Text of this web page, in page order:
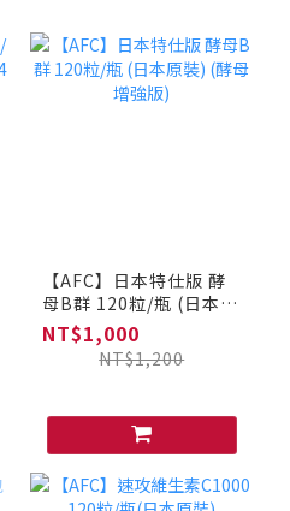
【AFC】日本特仕版 酵
母B群 120粒/瓶 (日本原
裝) (酵母增強版)
NT$1,000
NT$1,200